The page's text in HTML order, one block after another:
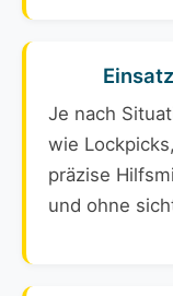
Je nach
wie
präzise
und ohne